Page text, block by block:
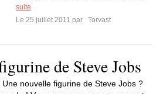
suite
Le 25 juillet 2011 par
Torvast
de Steve Jobs
nouvelle figurine de Steve Jobs ?